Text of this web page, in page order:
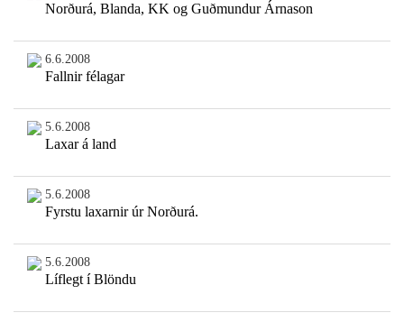
Norðurá, Blanda, KK og Guðmundur Árnason
6.6.2008
Fallnir félagar
5.6.2008
Laxar á land
5.6.2008
Fyrstu laxarnir úr Norðurá.
5.6.2008
Líflegt í Blöndu